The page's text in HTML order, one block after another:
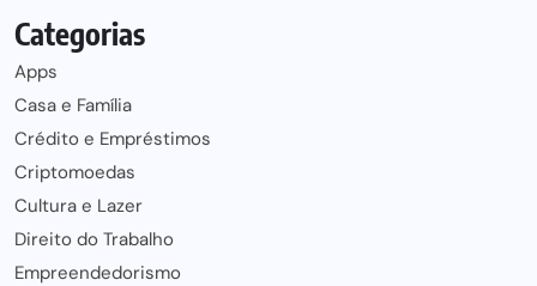
Categorias
Apps
Casa e Família
Crédito e Empréstimos
Criptomoedas
Cultura e Lazer
Direito do Trabalho
Empreendedorismo